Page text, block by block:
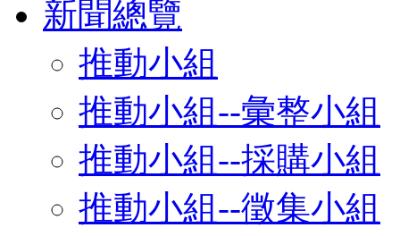
新聞總覽
推動小組
推動小組--彙整小組
推動小組--採購小組
推動小組--徵集小組